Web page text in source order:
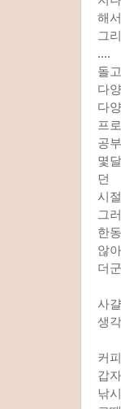
해서
그
....
돌
다
다
프
공
몇
던
시
그
한
않
더
사
생
커
갑
낚